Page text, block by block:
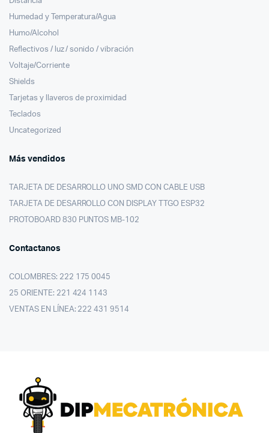
Humedad y Temperatura/Agua
Humo/Alcohol
Reflectivos / luz / sonido / vibración
Voltaje/Corriente
Shields
Tarjetas y llaveros de proximidad
Teclados
Uncategorized
Más vendidos
TARJETA DE DESARROLLO UNO SMD CON CABLE USB
TARJETA DE DESARROLLO CON DISPLAY TTGO ESP32
PROTOBOARD 830 PUNTOS MB-102
Contactanos
COLOMBRES: 222 175 0045
25 ORIENTE: 221 424 1143
VENTAS EN LÍNEA: 222 431 9514